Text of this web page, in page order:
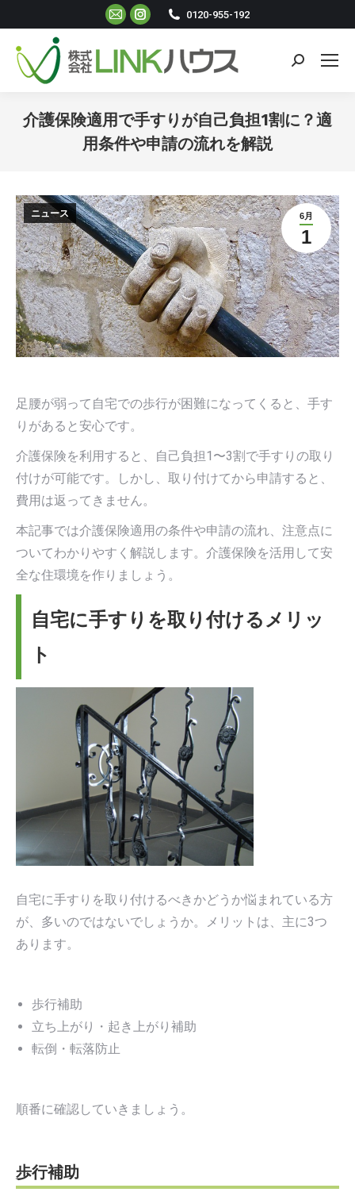
Mail
ペ
ー
ジ
新
し
ィ
ン
ド
ウ
で
開
き
ま
Instagram
ペ
ー
ジ
新
し
ィ
ン
ド
ウ
で
開
き
ま
0120-955-192
検
介護保険適用で手すりが自己負担1割に？適
用条件や申請の流れを解説
6月
1
ニュース
足腰が弱って自宅での歩行が困難になってくると、手す
りがあると安心です。
介護保険を利用すると、自己負担1〜3割で手すりの取り
付けが可能です。しかし、取り付けてから申請すると、
費用は返ってきません。
本記事では介護保険適用の条件や申請の流れ、注意点に
ついてわかりやすく解説します。介護保険を活用して安
全な住環境を作りましょう。
自宅に手すりを取り付けるメリッ
ト
自宅に手すりを取り付けるべきかどうか悩まれている方
が、多いのではないでしょうか。メリットは、主に3つ
あります。
歩行補助
立ち上がり・起き上がり補助
転倒・転落防止
順番に確認していきましょう。
歩行補助